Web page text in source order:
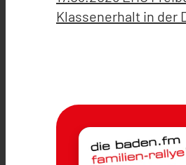
Klassenerhalt in der